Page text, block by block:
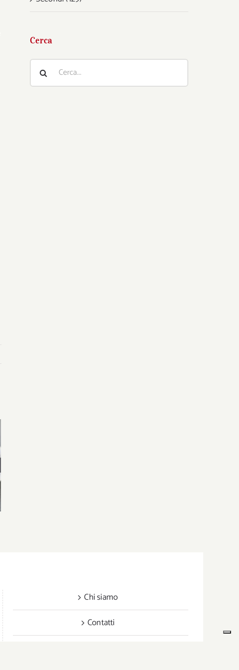
Cerca
Cerca
per:
Chi siamo
Contatti